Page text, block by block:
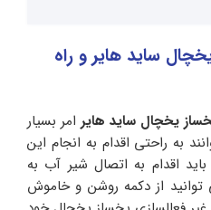
ساید هایر و راه
یخچال ساید هایر امر بسیار
به راحتی اقدام به انجام این
باید اقدام به اتصال شیر آب به
از دکمه روشن و خاموش